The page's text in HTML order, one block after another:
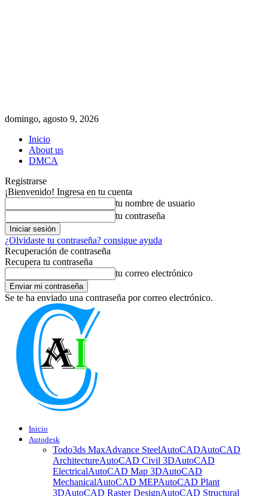
domingo, agosto 9, 2026
Inicio
About us
DMCA
Registrarse
¡Bienvenido! Ingresa en tu cuenta
tu nombre de usuario
tu contraseña
¿Olvidaste tu contraseña? consigue ayuda
Recuperación de contraseña
Recupera tu contraseña
tu correo electrónico
Se te ha enviado una contraseña por correo electrónico.
Inicio
Autodesk
Todo3ds MaxAdvance SteelAutoCADAutoCAD
ArchitectureAutoCAD Civil 3DAutoCAD
ElectricalAutoCAD Map 3DAutoCAD
MechanicalAutoCAD MEPAutoCAD Plant
3DAutoCAD Raster DesignAutoCAD Structural